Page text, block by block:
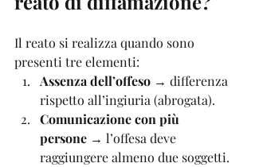
Il reato si realizza quando sono
presenti tre elementi:
Assenza dell’offeso → differenza
rispetto all’ingiuria (abrogata).
Comunicazione con più
persone → l’offesa deve
raggiungere almeno due soggetti.